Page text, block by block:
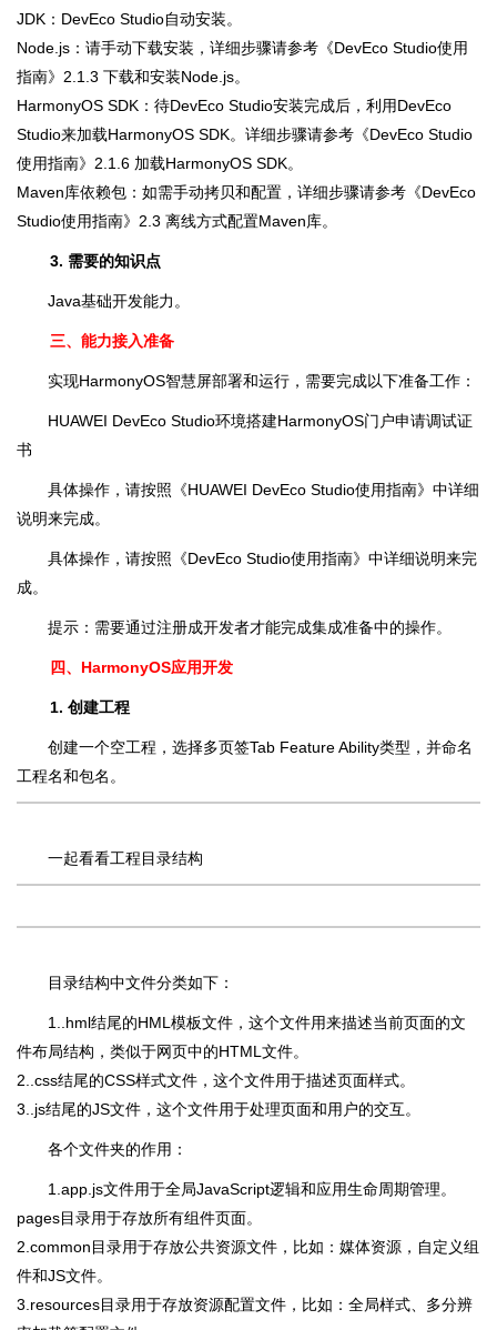
JDK：DevEco Studio自动安装。
Node.js：请手动下载安装，详细步骤请参考《DevEco Studio使用
指南》2.1.3 下载和安装Node.js。
HarmonyOS SDK：待DevEco Studio安装完成后，利用DevEco
Studio来加载HarmonyOS SDK。详细步骤请参考《DevEco Studio
使用指南》2.1.6 加载HarmonyOS SDK。
Maven库依赖包：如需手动拷贝和配置，详细步骤请参考《DevEco
Studio使用指南》2.3 离线方式配置Maven库。
3. 需要的知识点
Java基础开发能力。
三、能力接入准备
实现HarmonyOS智慧屏部署和运行，需要完成以下准备工作：
HUAWEI DevEco Studio环境搭建HarmonyOS门户申请调试证
书
具体操作，请按照《HUAWEI DevEco Studio使用指南》中详细
说明来完成。
具体操作，请按照《DevEco Studio使用指南》中详细说明来完
成。
提示：需要通过注册成开发者才能完成集成准备中的操作。
四、HarmonyOS应用开发
1. 创建工程
创建一个空工程，选择多页签Tab Feature Ability类型，并命名
工程名和包名。
一起看看工程目录结构
目录结构中文件分类如下：
1..hml结尾的HML模板文件，这个文件用来描述当前页面的文
件布局结构，类似于网页中的HTML文件。
2..css结尾的CSS样式文件，这个文件用于描述页面样式。
3..js结尾的JS文件，这个文件用于处理页面和用户的交互。
各个文件夹的作用：
1.app.js文件用于全局JavaScript逻辑和应用生命周期管理。
pages目录用于存放所有组件页面。
2.common目录用于存放公共资源文件，比如：媒体资源，自定义组
件和JS文件。
3.resources目录用于存放资源配置文件，比如：全局样式、多分辨